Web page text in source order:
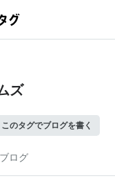
ズ
このタグでブログを書く
ログ